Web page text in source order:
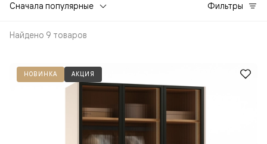
Сначала популярные Фильтры
Найдено 9 товаров
НОВИНКА АКЦИЯ